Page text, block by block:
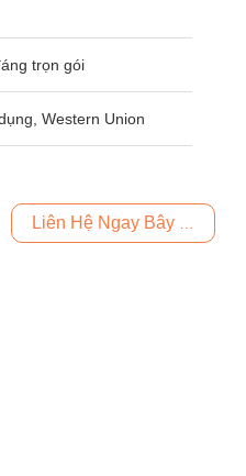
trọn gói
Western Union
Liên Hệ Ngay Bây Giờ